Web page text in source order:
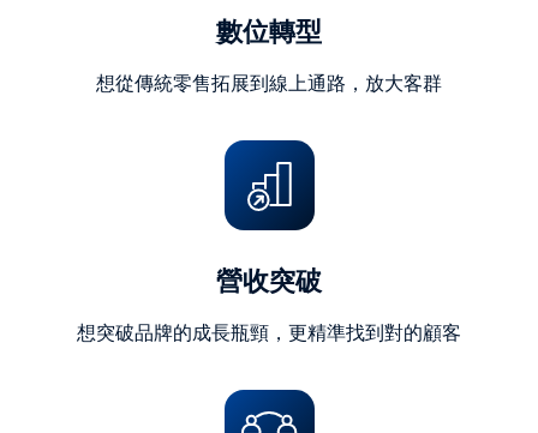
數位轉型
想從傳統零售拓展到線上通路，放大客群
營收突破
想突破品牌的成長瓶頸，更精準找到對的顧客